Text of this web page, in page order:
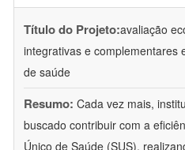
Título do Projeto:avaliação
integrativas e complementares
de saúde
Resumo: Cada vez mais,
buscado contribuir com a
Único de Saúde (SUS),